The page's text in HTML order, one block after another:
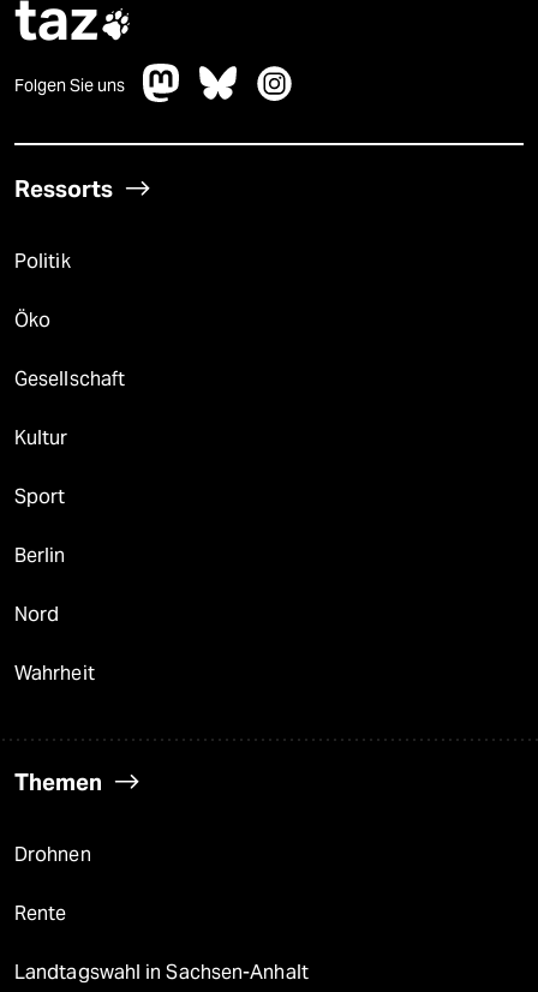
taz
Folgen Sie uns
Ressorts
Politik
Öko
Gesellschaft
Kultur
Sport
Berlin
Nord
Wahrheit
Themen
Drohnen
Rente
Landtagswahl in Sachsen-Anhalt